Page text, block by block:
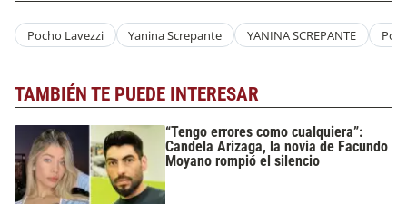
Pocho Lavezzi Yanina Screpante YANINA SCREPANTE
TAMBIÉN TE PUEDE INTERESAR
“Tengo errores como cualquiera”:
Candela Arizaga, la novia de Facundo
Moyano rompió el silencio